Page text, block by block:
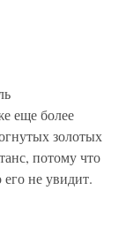
еще более
золотых
потому что
не увидит.